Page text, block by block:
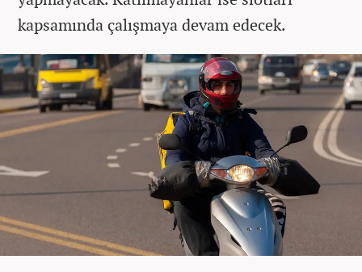
kapsamında çalışmaya devam edecek.